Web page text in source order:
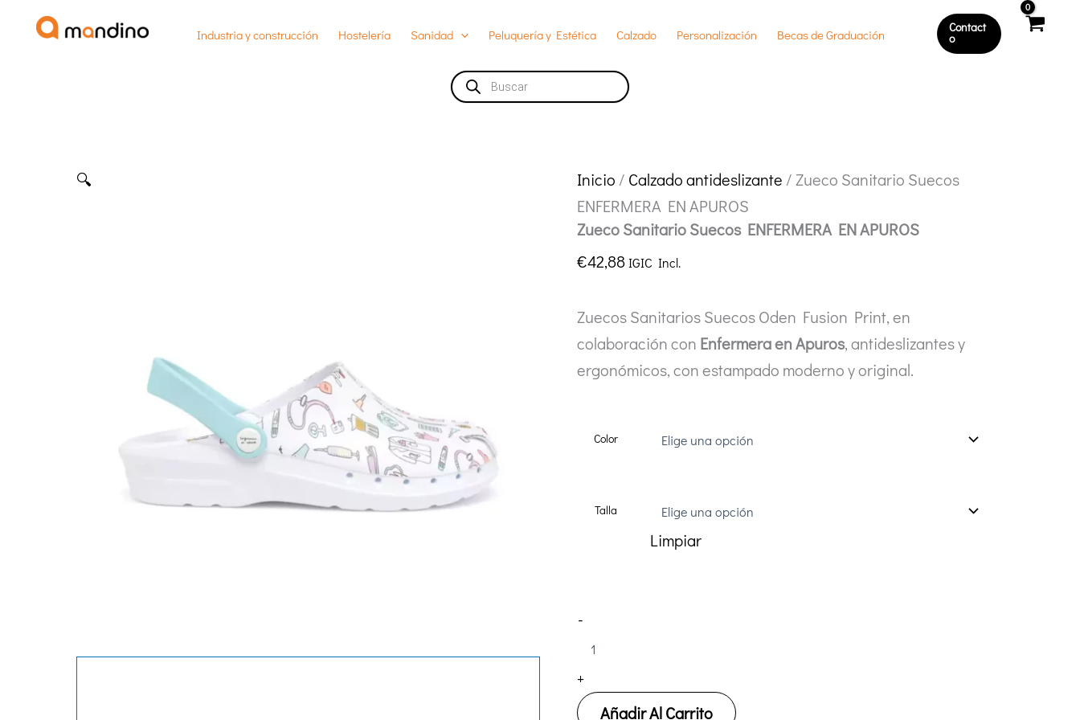
Industria y construcción Hostelería Sanidad Peluquería y Estética Calzado Personalización Becas de Graduación Contact
O
Búsqueda
de
🔍 Inicio / Calzado antideslizante / Zueco Sanitario Suecos
ENFERMERA EN APUROS
Zueco Sanitario Suecos ENFERMERA EN APUROS
€42,88IGIC Incl.
Zuecos Sanitarios Suecos Oden Fusion Print, en
colaboración con Enfermera en Apuros, antideslizantes y
ergonómicos, con estampado moderno y original.
Color
Talla
Limpiar
-
Suecos
EN
APUROS
cantidad
+
Añadir Al Carrito